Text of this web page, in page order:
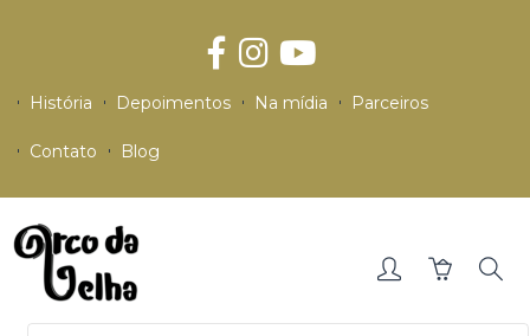
História Depoimentos Na mídia Parceiros
Contato Blog